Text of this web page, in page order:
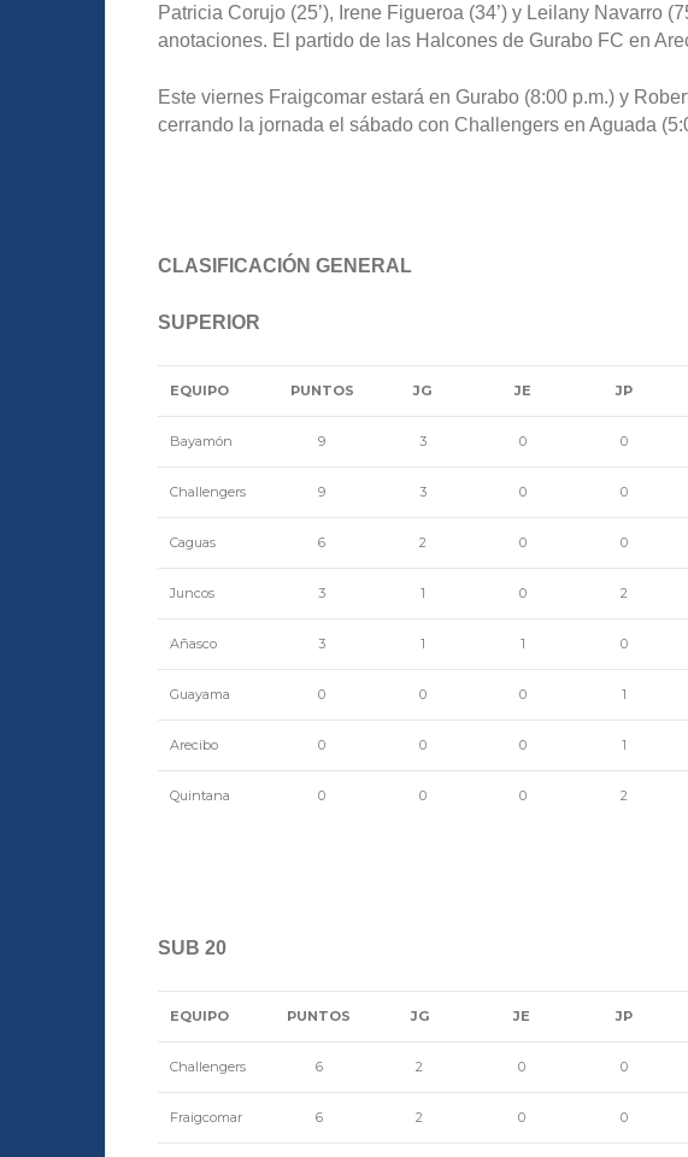
Patricia Corujo (25’), Irene Figueroa (34’) y Leilany Navarro
anotaciones. El partido de las Halcones de Gurabo FC en
Este viernes Fraigcomar estará en Gurabo (8:00 p.m.) y
cerrando la jornada el sábado con Challengers en Aguada
CLASIFICACIÓN GENERAL
SUPERIOR
EQUIPO PUNTOS JG JE JP
Bayamón 9 3 0 0
Challengers 9 3 0 0
Caguas 6 2 0 0
Juncos 3 1 0 2
Añasco 3 1 1 0
Guayama 0 0 0 1
Arecibo 0 0 0 1
Quintana 0 0 0 2
SUB 20
EQUIPO PUNTOS JG JE JP
Challengers 6 2 0 0
Fraigcomar 6 2 0 0